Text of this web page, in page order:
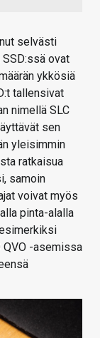
selvästi
ovat
ykkösiä
tallensivat
nimellä SLC
sen
yleisimmin
ratkaisua
samoin
voivat myös
pinta-alalla
QVO -asemissa